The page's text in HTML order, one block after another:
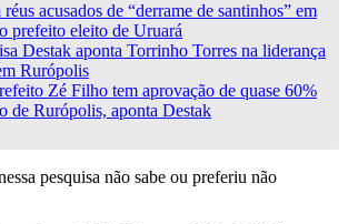
acusados de “derrame de santinhos” em
prefeito eleito de Uruará
Destak aponta Torrinho Torres na liderança
Rurópolis
Zé Filho tem aprovação de quase 60%
de Rurópolis, aponta Destak
pesquisa não sabe ou preferiu não